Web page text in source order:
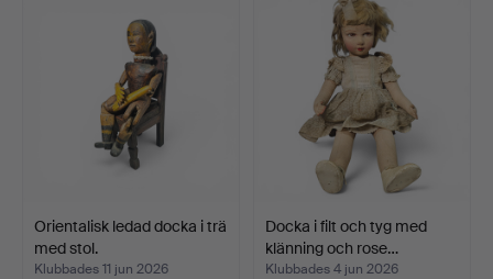
Orientalisk ledad docka i trä
med stol.
Klubbades 11 jun 2026
Docka i filt och tyg med
klänning och rose…
Klubbades 4 jun 2026